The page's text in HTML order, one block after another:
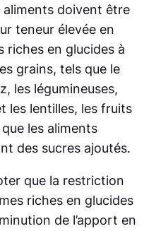
aliments doivent être
teneur élevée en
riches en glucides à
grains, tels que le
les légumineuses,
les lentilles, les fruits
les aliments
des sucres ajoutés.
que la restriction
riches en glucides
de l’apport en